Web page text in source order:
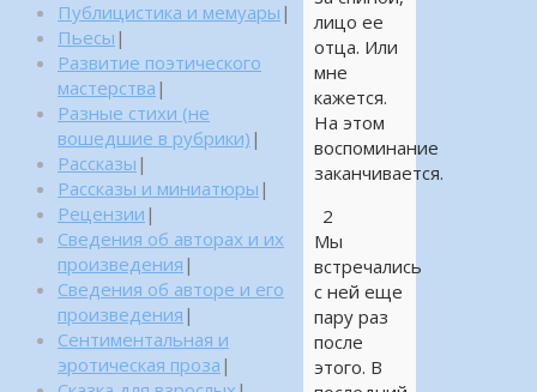
лицо ее
отца. Или
мне
кажется.
На этом
воспоминание
заканчивается.
2
Мы
встречались
с ней еще
пару раз
после
этого. В
Публицистика и мемуары |
Пьесы |
Развитие поэтического
мастерства |
Разные стихи (не
вошедшие в рубрики) |
Рассказы |
Рассказы и миниатюры |
Рецензии |
Сведения об авторах и их
произведения |
Сведения об авторе и его
произведения |
Сентиментальная и
эротическая проза |